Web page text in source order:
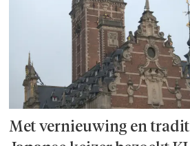
Met vernieuwing en